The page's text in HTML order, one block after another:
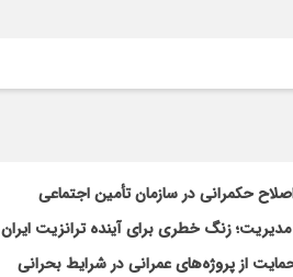
حکمرانی در سازمان تأمین اجتماعی
زنگ خطری برای آینده ترانزیت ایران
از پروژه‌های عمرانی در شرایط بحرانی